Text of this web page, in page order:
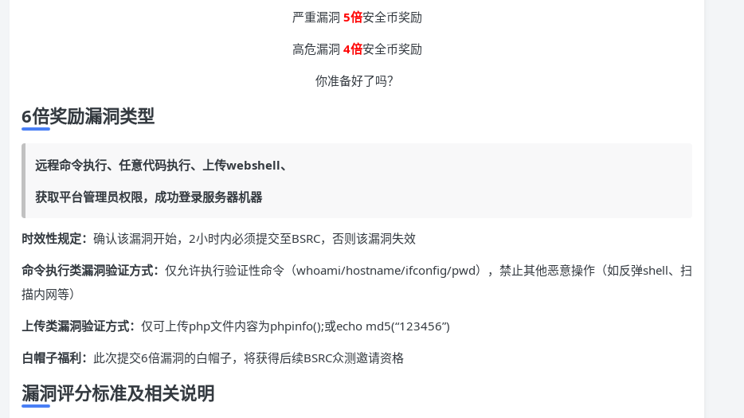
严重漏洞 5倍安全币奖励
高危漏洞 4倍安全币奖励
你准备好了吗？
6倍奖励漏洞类型
远程命令执行、任意代码执行、上传webshell、
获取平台管理员权限，成功登录服务器机器
时效性规定： 确认该漏洞开始，2小时内必须提交至BSRC，否则该漏洞失效
命令执行类漏洞验证方式： 仅允许执行验证性命令（whoami/hostname/ifconfig/pwd），禁止其他恶意操作（如反弹shell、扫
描内网等）
上传类漏洞验证方式： 仅可上传php文件内容为phpinfo();或echo md5(“123456”)
白帽子福利： 此次提交6倍漏洞的白帽子，将获得后续BSRC众测邀请资格
漏洞评分标准及相关说明